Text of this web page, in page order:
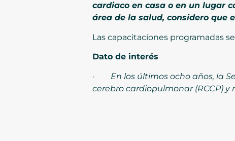
cardiaco en casa o en un lugar
área de la salud, considero que
Las capacitaciones programadas
Dato de interés
· En los últimos ocho años, la
cerebro cardiopulmonar (RCCP) y